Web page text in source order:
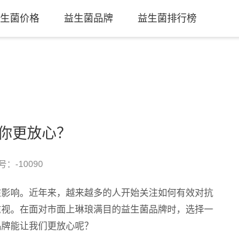
菌价格 益生菌品牌 益生菌排行榜
更放心？
： -10090
响。近年来，越来越多的人开始关注如何有效对抗
。在面对市面上琳琅满目的益生菌品牌时，选择一
能让我们更放心呢？